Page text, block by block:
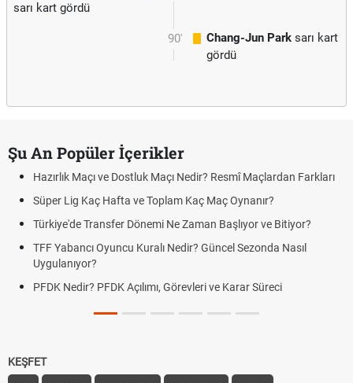
sarı kart gördü
90' Chang-Jun Park sarı kart
gördü
Şu An Popüler İçerikler
Dostluk Maçı Nedir? Resmî Maçlardan Farkları
ve Toplam Kaç Maç Oynanır?
Dönemi Ne Zaman Başlıyor ve Bitiyor?
Kuralı Nedir? Güncel Sezonda Nasıl
Açılımı, Görevleri ve Karar Süreci
Puan Durumunda
Skor Ne Demek?
Futbol Nasıl
Deplasman Golü
DGS Sonuçları
KEŞFET